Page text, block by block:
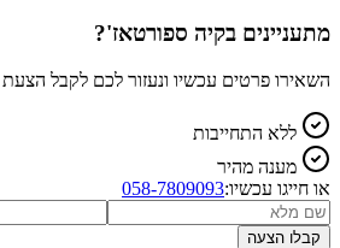
מתעניינים בקיה ספורטאז'?
השאירו פרטים עכשיו ונעזור לכם לקבל הצעת
ללא התחייבות
מענה מהיר
או חייגו עכשיו:058-7809093
קבלו הצעה